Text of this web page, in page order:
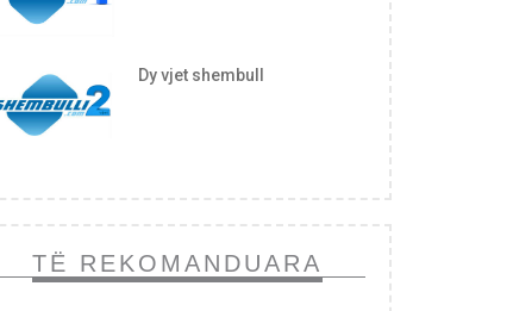
Dy vjet shembull
TË REKOMANDUARA